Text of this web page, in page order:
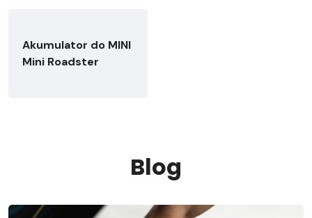
Akumulator do MINI
Mini Roadster
Blog